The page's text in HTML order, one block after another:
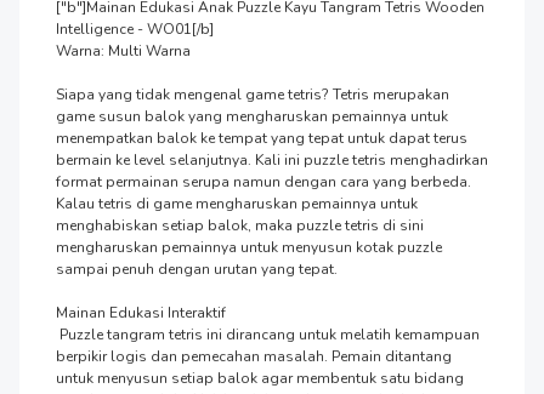
["b"]Mainan Edukasi Anak Puzzle Kayu Tangram Tetris Wooden
Intelligence - WO01[/b]
Warna: Multi Warna
Siapa yang tidak mengenal game tetris? Tetris merupakan
game susun balok yang mengharuskan pemainnya untuk
menempatkan balok ke tempat yang tepat untuk dapat terus
bermain ke level selanjutnya. Kali ini puzzle tetris menghadirkan
format permainan serupa namun dengan cara yang berbeda.
Kalau tetris di game mengharuskan pemainnya untuk
menghabiskan setiap balok, maka puzzle tetris di sini
mengharuskan pemainnya untuk menyusun kotak puzzle
sampai penuh dengan urutan yang tepat.
Mainan Edukasi Interaktif
berpikir logis dan pemecahan masalah. Pemain ditantang
untuk menyusun setiap balok agar membentuk satu bidang